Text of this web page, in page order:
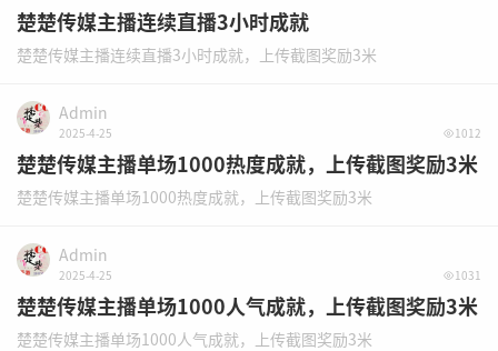
楚楚传媒主播连续直播3小时成就
楚楚传媒主播连续直播3小时成就，上传截图奖励3米
Admin
2025-4-25 1012
楚楚传媒主播单场1000热度成就，上传截图奖励3米
楚楚传媒主播单场1000热度成就，上传截图奖励3米
Admin
2025-4-25 1031
楚楚传媒主播单场1000人气成就，上传截图奖励3米
楚楚传媒主播单场1000人气成就，上传截图奖励3米